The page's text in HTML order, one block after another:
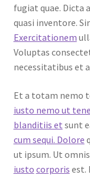
fugiat quae. Dicta
quasi inventore.
Exercitationem
Voluptas
necessitatibus et
Et a totam nemo
iusto nemo ut
blanditiis et sunt
cum sequi. Dolore
ut ipsum. Ut
iusto corporis est.